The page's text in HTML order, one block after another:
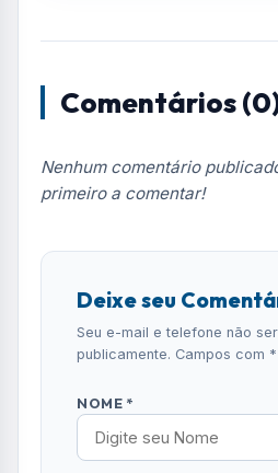
Comentários
Nenhum comentário
primeiro a comentar!
Deixe seu
Seu e-mail e telefone não
publicamente. Campos com
NOME *